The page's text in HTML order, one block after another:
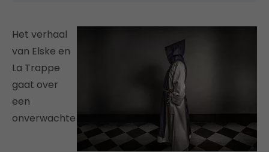
Het verhaal
van Elske en
La Trappe
gaat over
een
onverwachte